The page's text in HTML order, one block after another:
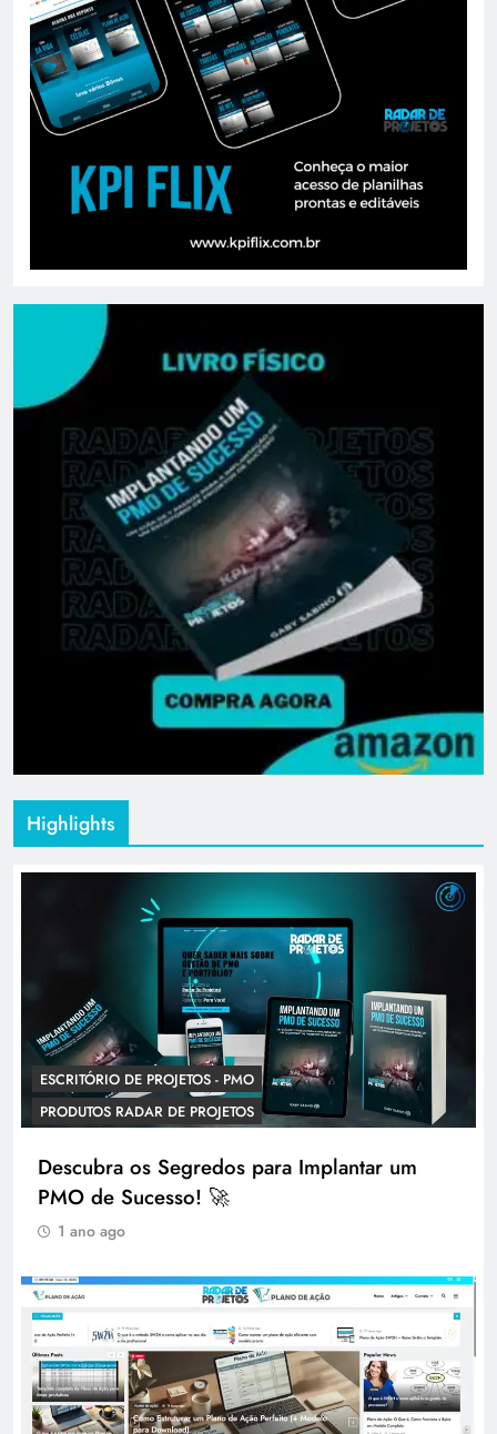
Highlights
ESCRITÓRIO DE PROJETOS - PMO
PRODUTOS RADAR DE PROJETOS
Descubra os Segredos para Implantar um
PMO de Sucesso! 🚀
1 ano ago